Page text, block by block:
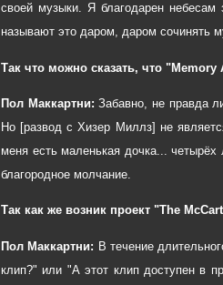
своей музыки. Я благодарен
называют это даром, даром сочинять
Так что можно сказать, что "Memory
Пол Маккартни: Забавно, не правда
Но [развод с Хизер Миллз] не
меня есть маленькая дочка...
благородное молчание
Так как же возник проект "The
Пол Маккартни: В течение
клип?" или "А этот клип доступен в